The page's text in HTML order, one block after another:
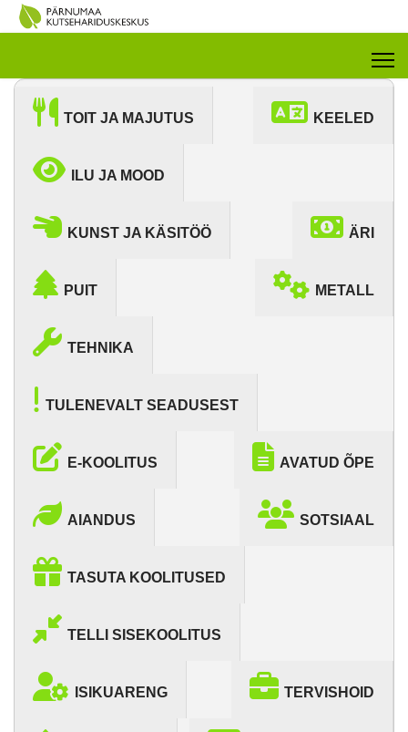
TOIT JA MAJUTUS KEELED
ILU JA MOOD
KUNST JA KÄSITÖÖ ÄRI
PUIT METALL
TEHNIKA
TULENEVALT SEADUSEST
E-KOOLITUS AVATUD ÕPE
AIANDUS SOTSIAAL
TASUTA KOOLITUSED
TELLI SISEKOOLITUS
ISIKUARENG TERVISHOID